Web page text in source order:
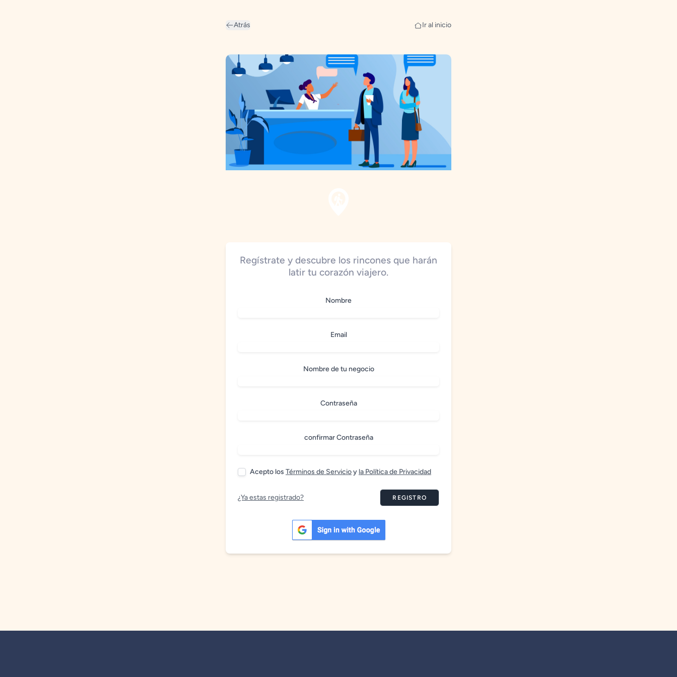
Atrás Ir al inicio
Regístrate y descubre los rincones que harán
latir tu corazón viajero.
Nombre
Email
Nombre de tu negocio
Contraseña
confirmar Contraseña
Acepto los Términos de Servicioy la Política de Privacidad
¿Ya estas registrado? REGISTRO